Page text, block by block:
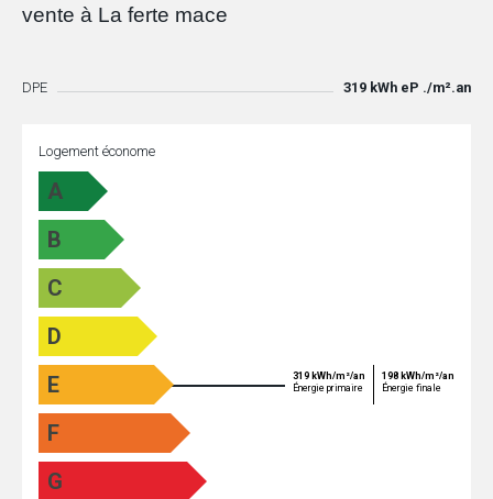
vente à La ferte mace
DPE 319 kWh eP ./m².an
Logement économe
A
B
C
D
E
319 kWh/m²/an
Énergie primaire
198 kWh/m²/an
Énergie finale
F
G